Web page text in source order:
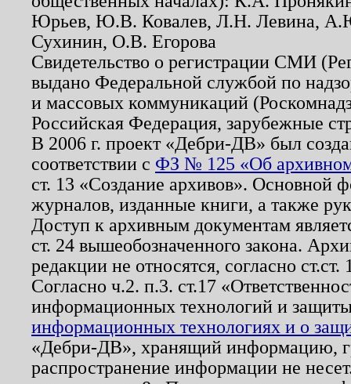
Юрьев, Ю.В. Ковалев, Л.Н. Левина,
Сухинин, О.В. Егорова
Свидетельство о регистрации СМИ
выдано Федеральной службой по
и массовых коммуникаций
Российская Федерация, зарубежные
В 2006 г. проект «Дебри-ДВ» был
соответствии с ФЗ № 125 «Об
ст. 13 «Создание архивов». Основной
журналов, изданные книги, а также
Доступ к архивным документам
ст. 24 вышеобозначенного закона.
редакции не относятся, согласно
Согласно ч.2. п.3. ст.17
информационных технологий и
информационных технологиях и о
«Дебри-ДВ», хранящий информацию,
распространение информации не